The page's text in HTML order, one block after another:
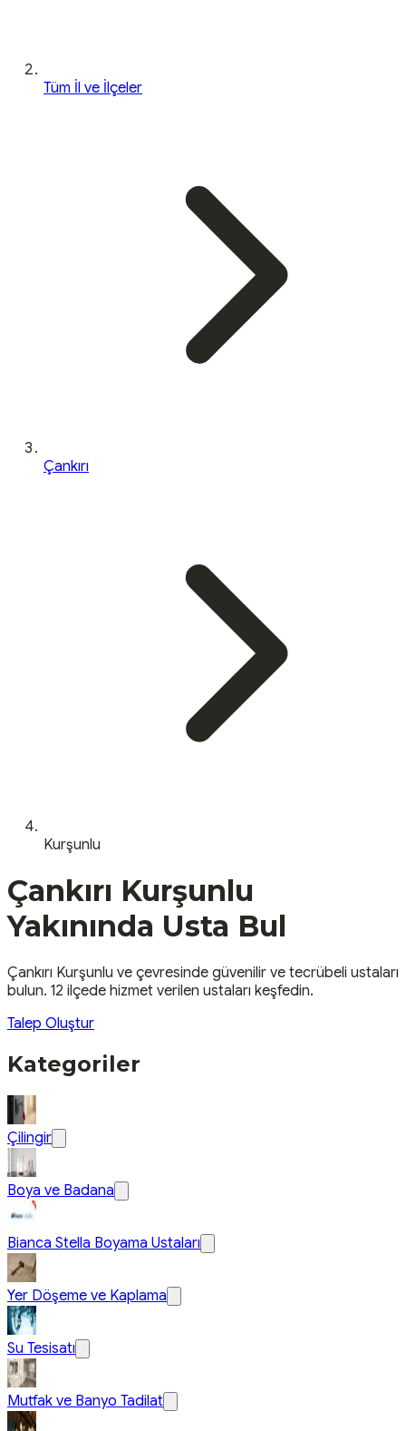
Tüm İl ve İlçeler
Çankırı
Kurşunlu
Çankırı Kurşunlu
Yakınında Usta Bul
Çankırı Kurşunlu ve çevresinde güvenilir ve tecrübeli ustaları
bulun. 12 ilçede hizmet verilen ustaları keşfedin.
Talep Oluştur
Kategoriler
Çilingir
Boya ve Badana
Bianca Stella Boyama Ustaları
Yer Döşeme ve Kaplama
Su Tesisatı
Mutfak ve Banyo Tadilat